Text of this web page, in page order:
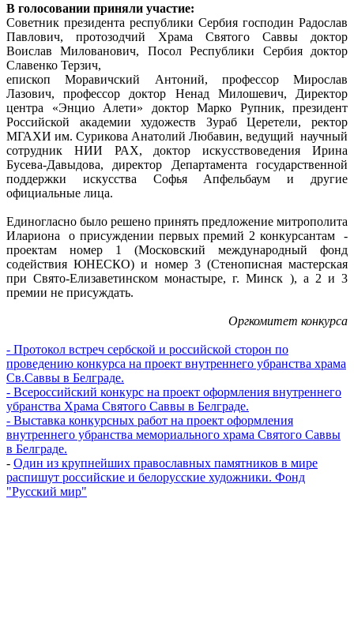
В голосовании приняли участие:
Советник президента республики Сербия господин Радослав
Павлович, протозодчий Храма Святого Саввы доктор
Воислав Милованович, Посол Республики Сербия доктор
Славенко Терзич,
епископ Моравичский Антоний, профессор Мирослав
Лазович, профессор доктор Ненад Милошевич, Директор
центра «Энцио Алети» доктор Марко Рупник, президент
Российской академии художеств Зураб Церетели, ректор
МГАХИ им. Сурикова Анатолий Любавин, ведущий научный
сотрудник НИИ РАХ, доктор искусствоведения Ирина
Бусева-Давыдова, директор Департамента государственной
поддержки искусства Софья Апфельбаум и другие
официальные лица.
Единогласно было решено принять предложение митрополита
Илариона о присуждении первых премий 2 конкурсантам -
проектам номер 1 (Московский международный фонд
содействия ЮНЕСКО) и номер 3 (Стенописная мастерская
при Свято-Елизаветинском монастыре, г. Минск ), а 2 и 3
премии не присуждать.
Оргкомитет конкурса
- Протокол встреч сербской и российской сторон по
проведению конкурса на проект внутреннего убранства храма
Св.Саввы в Белграде.
- Всероссийский конкурс на проект оформления внутреннего
убранства Храма Святого Саввы в Белграде.
- Выставка конкурсных работ на проект оформления
внутреннего убранства мемориального храма Святого Саввы
в Белграде.
- Один из крупнейших православных памятников в мире
распишут российские и белорусские художники. Фонд
"Русский мир"